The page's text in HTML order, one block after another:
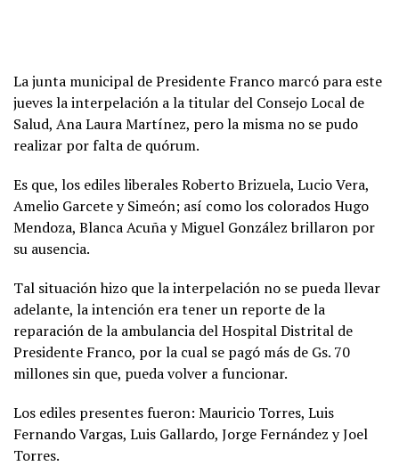
La junta municipal de Presidente Franco marcó para este
jueves la interpelación a la titular del Consejo Local de
Salud, Ana Laura Martínez, pero la misma no se pudo
realizar por falta de quórum.
Es que, los ediles liberales Roberto Brizuela, Lucio Vera,
Amelio Garcete y Simeón; así como los colorados Hugo
Mendoza, Blanca Acuña y Miguel González brillaron por
su ausencia.
Tal situación hizo que la interpelación no se pueda llevar
adelante, la intención era tener un reporte de la
reparación de la ambulancia del Hospital Distrital de
Presidente Franco, por la cual se pagó más de Gs. 70
millones sin que, pueda volver a funcionar.
Los ediles presentes fueron: Mauricio Torres, Luis
Fernando Vargas, Luis Gallardo, Jorge Fernández y Joel
Torres.